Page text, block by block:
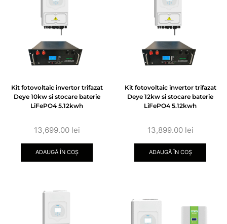
Kit fotovoltaic invertor trifazat
Deye 10kw si stocare baterie
LiFePO4 5.12kwh
13,699.00 lei
ADAUGĂ ÎN COȘ
Kit fotovoltaic invertor trifazat
Deye 12kw si stocare baterie
LiFePO4 5.12kwh
13,899.00 lei
ADAUGĂ ÎN COȘ